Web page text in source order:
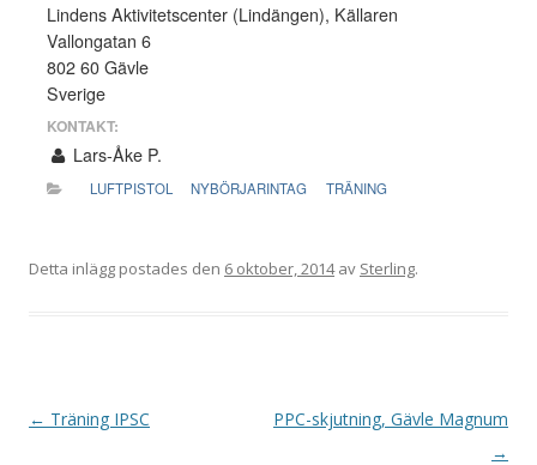
Lindens Aktivitetscenter (Lindängen), Källaren
Vallongatan 6
802 60 Gävle
Sverige
KONTAKT:
Lars-Åke P.
LUFTPISTOL NYBÖRJARINTAG TRÄNING
Detta inlägg postades den 6 oktober, 2014av Sterling.
I← Träning IPSC
PPC-skjutning, Gävle Magnum
→